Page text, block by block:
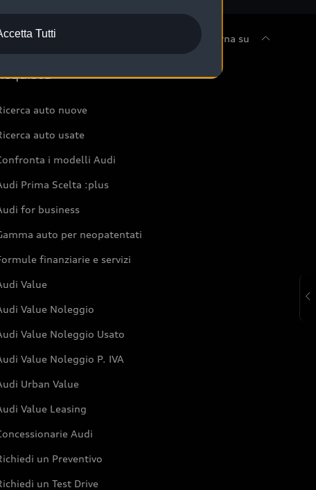
Torna su
auto nuove
auto usate
i modelli Audi
Prima Scelta :plus
for business
auto per neopatentati
finanziarie e servizi
Value
Value Noleggio
Value Noleggio Usato
Value Noleggio P. IVA
Urban Value
Value Leasing
Audi
un Preventivo
un Test Drive
Tutti